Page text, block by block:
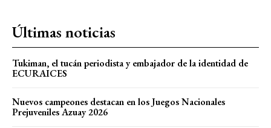
Últimas noticias
Tukiman, el tucán periodista y embajador de la identidad de
ECURAICES
Nuevos campeones destacan en los Juegos Nacionales
Prejuveniles Azuay 2026